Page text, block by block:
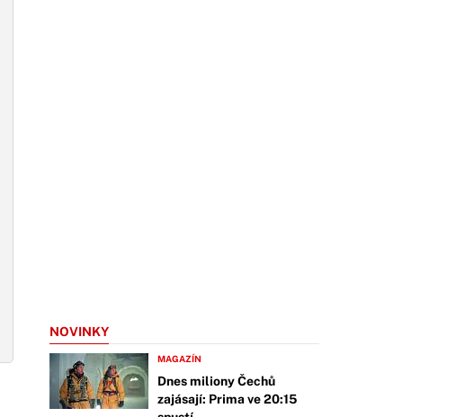
NOVINKY
MAGAZÍN
Dnes miliony Čechů
zajásají: Prima ve 20:15